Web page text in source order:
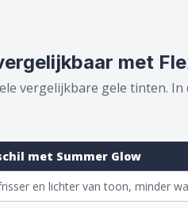
met
vergelijkbare gele tinten.
met Summer Glow
en lichter van toon, minder